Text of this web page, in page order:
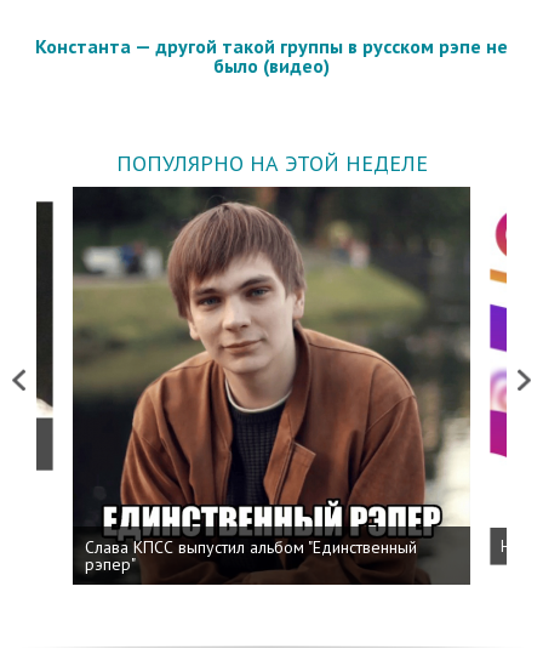
Константа — другой такой группы в русском рэпе не
было (видео)
ПОПУЛЯРНО НА ЭТОЙ НЕДЕЛЕ
Previous
Слава КПСС выпустил альбом "Единственный
рэпер"
Next